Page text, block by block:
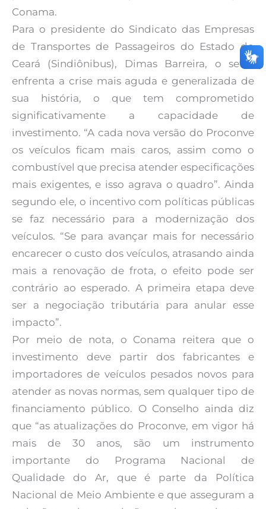
Conama.
Para o presidente do Sindicato das Empresas
de Transportes de Passageiros do Estado do
Ceará (Sindiônibus), Dimas Barreira, o setor
enfrenta a crise mais aguda e generalizada de
sua história, o que tem comprometido
significativamente a capacidade de
investimento. “A cada nova versão do Proconve
os veículos ficam mais caros, assim como o
combustível que precisa atender especificações
mais exigentes, e isso agrava o quadro”. Ainda
segundo ele, o incentivo com políticas públicas
se faz necessário para a modernização dos
veículos. “Se para avançar mais for necessário
encarecer o custo dos veículos, atrasando ainda
mais a renovação de frota, o efeito pode ser
contrário ao esperado. A primeira etapa deve
ser a negociação tributária para anular esse
impacto”.
Por meio de nota, o Conama reitera que o
investimento deve partir dos fabricantes e
importadores de veículos pesados novos para
atender as novas normas, sem qualquer tipo de
financiamento público. O Conselho ainda diz
que “as atualizações do Proconve, em vigor há
mais de 30 anos, são um instrumento
importante do Programa Nacional de
Qualidade do Ar, que é parte da Política
Nacional de Meio Ambiente e que asseguram a